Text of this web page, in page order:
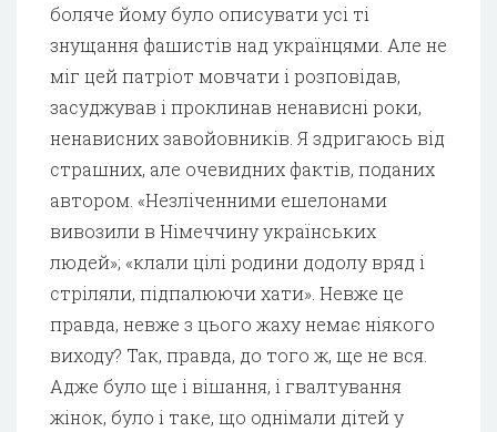
боляче йому було описувати усі ті
знущання фашистів над українцями. Але не
міг цей патріот мовчати і розповідав,
засуджував і проклинав ненависні роки,
ненависних завойовників. Я здригаюсь від
страшних, але очевидних фактів, поданих
автором. «Незліченними ешелонами
вивозили в Німеччину українських
людей»; «клали цілі родини додолу вряд і
стріляли, підпалюючи хати». Невже це
правда, невже з цього жаху немає ніякого
виходу? Так, правда, до того ж, ще не вся.
Адже було ще і вішання, і гвалтування
жінок, було і таке, що однімали дітей у